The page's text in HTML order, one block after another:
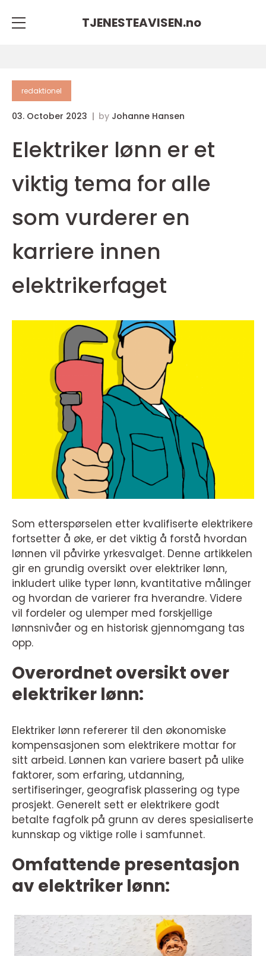
TJENESTEAVISEN.no
redaktionel
03. October 2023 by Johanne Hansen
Elektriker lønn er et
viktig tema for alle
som vurderer en
karriere innen
elektrikerfaget
Som etterspørselen etter kvalifiserte elektrikere
fortsetter å øke, er det viktig å forstå hvordan
lønnen vil påvirke yrkesvalget. Denne artikkelen
gir en grundig oversikt over elektriker lønn,
inkludert ulike typer lønn, kvantitative målinger
og hvordan de varierer fra hverandre. Videre
vil fordeler og ulemper med forskjellige
lønnsnivåer og en historisk gjennomgang tas
opp.
Overordnet oversikt over
elektriker lønn:
Elektriker lønn refererer til den økonomiske
kompensasjonen som elektrikere mottar for
sitt arbeid. Lønnen kan variere basert på ulike
faktorer, som erfaring, utdanning,
sertifiseringer, geografisk plassering og type
prosjekt. Generelt sett er elektrikere godt
betalte fagfolk på grunn av deres spesialiserte
kunnskap og viktige rolle i samfunnet.
Omfattende presentasjon
av elektriker lønn: